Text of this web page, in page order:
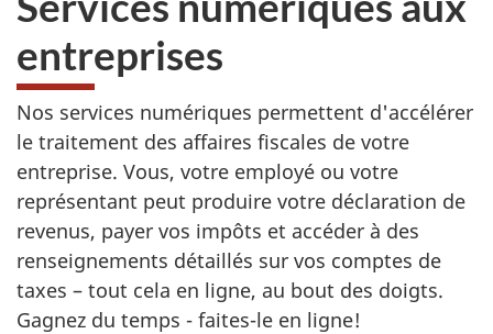
ici :
entreprises
Nos services numériques permettent d'accélérer
le traitement des affaires fiscales de votre
entreprise. Vous, votre employé ou votre
représentant peut produire votre déclaration de
revenus, payer vos impôts et accéder à des
renseignements détaillés sur vos comptes de
taxes – tout cela en ligne, au bout des doigts.
Gagnez du temps - faites-le en ligne!